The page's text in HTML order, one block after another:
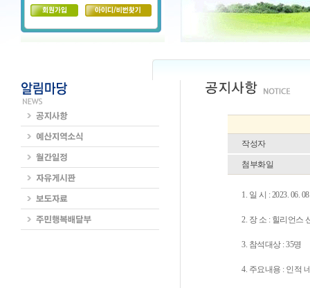
작성자
첨부화일
1. 일 시 : 2023. 06.
2. 장 소 : 힐리언스
3. 참석대상 : 35명
4. 주요내용 : 인적